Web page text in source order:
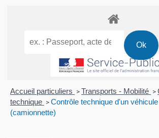
Accueil particuliers > Transports - Mobilité >
technique > Contrôle technique d'un
(camionnette)